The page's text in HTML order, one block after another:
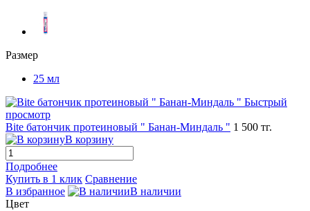
Размер
25 мл
Быстрый
просмотр
Bite батончик протеиновый " Банан-Миндаль " 1 500 тг.
В корзину
Подробнее
Купить в 1 клик Сравнение
В избранное
В наличии
Цвет